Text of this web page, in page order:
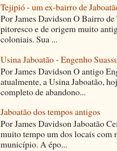
Tejipió - um ex-bairro de
Por James Davidson O Bairro
pitoresco e de origem muito
coloniais. Sua ...
Usina Jaboatão - Engenho
Por James Davidson O antigo
atualmente, a Usina Jaboatão,
completo de abandono...
Jaboatão dos tempos antigos
Por James Davidson Jaboatão
muito tempo um dos locais com
município. A épo...